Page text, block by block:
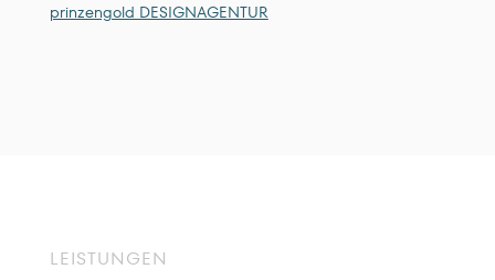
prinzengold DESIGNAGENTUR
LEISTUNGEN